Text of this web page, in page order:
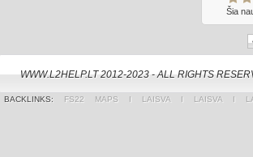
Šia
WWW.L2HELP.LT 2012-2023 - ALL RIGHTS
BACKLINKS: FS22 MAPS Ι LAISVA Ι LAISVA Ι